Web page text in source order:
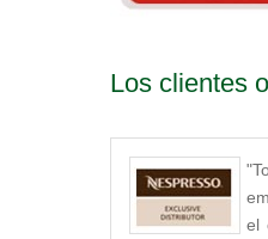
Los clientes
el